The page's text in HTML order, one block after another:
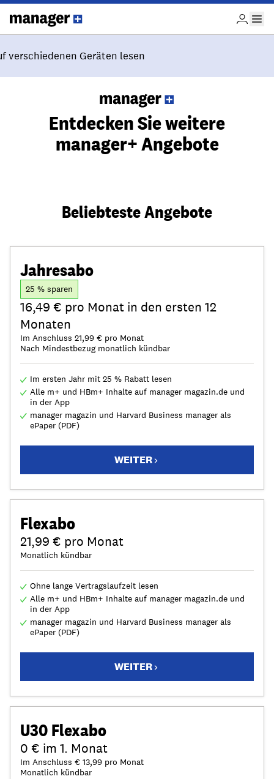
Entdecken Sie weitere
manager+ Angebote
Beliebteste Angebote
Jahresabo
25 % sparen
16,49 € pro Monat in den ersten 12
Monaten
Im Anschluss 21,99 € pro Monat
Nach Mindestbezug monatlich kündbar
Im ersten Jahr mit 25 % Rabatt lesen
Alle m+ und HBm+ Inhalte auf manager magazin.de und
in der App
manager magazin und Harvard Business manager als
ePaper (PDF)
WEITER
Flexabo
21,99 € pro Monat
Monatlich kündbar
Ohne lange Vertragslaufzeit lesen
Alle m+ und HBm+ Inhalte auf manager magazin.de und
in der App
manager magazin und Harvard Business manager als
ePaper (PDF)
WEITER
U30 Flexabo
0 € im 1. Monat
Im Anschluss € 13,99 pro Monat
Monatlich kündbar